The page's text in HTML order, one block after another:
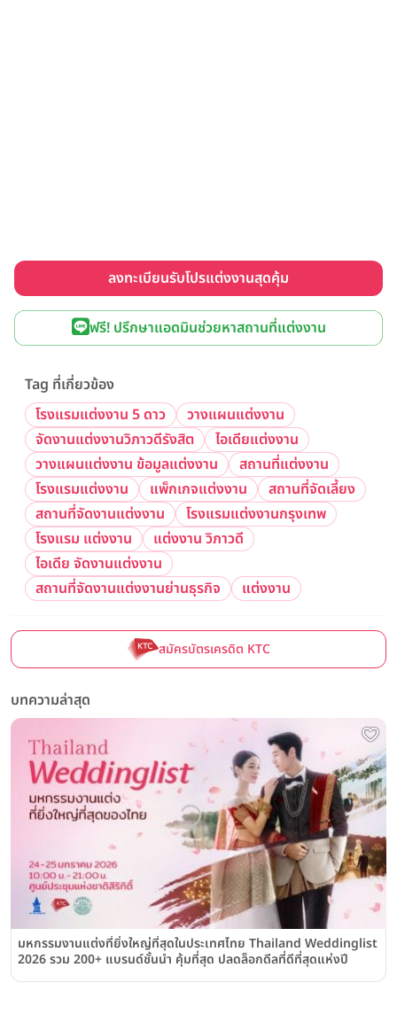
ลงทะเบียนรับโปรแต่งงานสุดคุ้ม
ฟรี! ปรึกษาแอดมินช่วยหาสถานที่แต่งงาน
Tag ที่เกี่ยวข้อง
โรงแรมแต่งงาน 5 ดาว
วางแผนแต่งงาน
จัดงานแต่งงานวิภาวดีรังสิต
ไอเดียแต่งงาน
วางแผนแต่งงาน ข้อมูลแต่งงาน
สถานที่แต่งงาน
โรงแรมแต่งงาน
แพ็กเกจแต่งงาน
สถานที่จัดเลี้ยง
สถานที่จัดงานแต่งงาน
โรงแรมแต่งงานกรุงเทพ
โรงแรม แต่งงาน
แต่งงาน วิภาวดี
ไอเดีย จัดงานแต่งงาน
สถานที่จัดงานแต่งงานย่านธุรกิจ
แต่งงาน
สมัครบัตรเครดิต KTC
บทความล่าสุด
มหกรรมงานแต่งที่ยิ่งใหญ่ที่สุดในประเทศไทย Thailand Weddinglist
2026 รวม 200+ แบรนด์ชั้นนำ คุ้มที่สุด ปลดล็อกดีลที่ดีที่สุดแห่งปี